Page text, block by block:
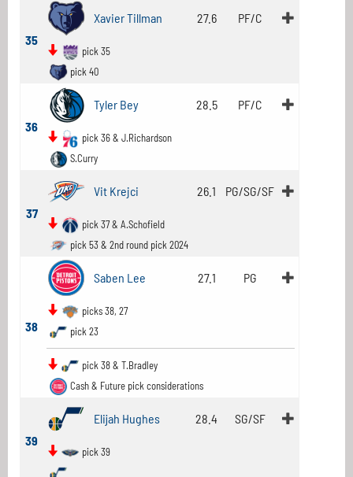
35
Xavier Tillman 27.6 PF/C
pick 35
pick 40
36
Tyler Bey 28.5 PF/C
pick 36 & J.Richardson
S.Curry
37
Vit Krejci 26.1 PG/SG/SF
pick 37 & A.Schofield
pick 53 & 2nd round pick 2024
38
Saben Lee 27.1 PG
picks 38, 27
pick 23
pick 38 & T.Bradley
Cash & Future pick considerations
39
Elijah Hughes 28.4 SG/SF
pick 39